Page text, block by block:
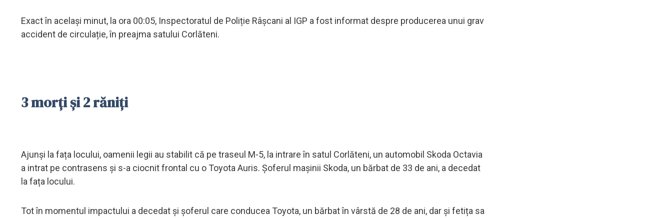
Exact în același minut, la ora 00:05, Inspectoratul de Poliție Râșcani al IGP a fost informat despre producerea unui grav
accident de circulație, în preajma satului Corlăteni.
3 morți și 2 răniți
Ajunși la fața locului, oamenii legii au stabilit că pe traseul M-5, la intrare în satul Corlăteni, un automobil Skoda Octavia
a intrat pe contrasens și s-a ciocnit frontal cu o Toyota Auris. Șoferul mașinii Skoda, un bărbat de 33 de ani, a decedat
la fața locului.
Tot în momentul impactului a decedat și șoferul care conducea Toyota, un bărbat în vârstă de 28 de ani, dar și fetița sa